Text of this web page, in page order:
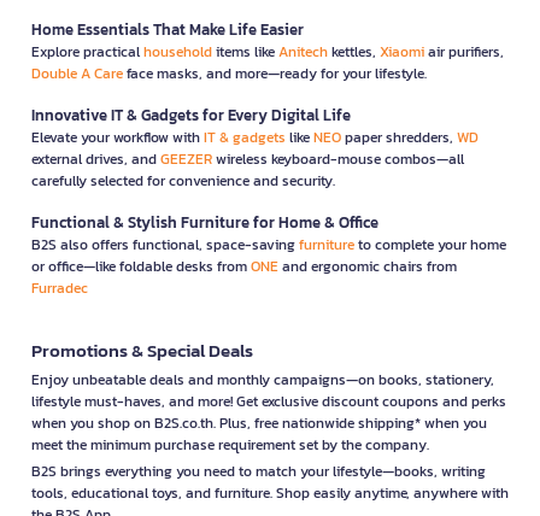
Home Essentials That Make Life Easier
Explore practicalhouseholditems likeAnitechkettles, Xiaomiair purifiers,
Double A Careface masks, and more—ready for your lifestyle.
Innovative IT & Gadgets for Every Digital Life
Elevate your workflow withIT & gadgets likeNEOpaper shredders, WD
external drives, andGEEZERwireless keyboard-mouse combos—all
carefully selected for convenience and security.
Functional & Stylish Furniture for Home & Office
B2S also offers functional, space-savingfurnitureto complete your home
or office—like foldable desks fromONEand ergonomic chairs from
Furradec
Promotions & Special Deals
Enjoy unbeatable deals and monthly campaigns—on books, stationery,
lifestyle must-haves, and more! Get exclusive discount coupons and perks
when you shop on B2S.co.th. Plus, free nationwide shipping* when you
meet the minimum purchase requirement set by the company.
B2S brings everything you need to match your lifestyle—books, writing
tools, educational toys, and furniture. Shop easily anytime, anywhere with